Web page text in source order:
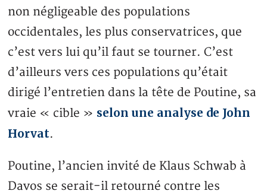
non négligeable des populations
occidentales, les plus conservatrices, que
c’est vers lui qu’il faut se tourner. C’est
d’ailleurs vers ces populations qu’était
dirigé l’entretien dans la tête de Poutine, sa
vraie « cible » selon une analyse de John
Horvat.
Poutine, l’ancien invité de Klaus Schwab à
Davos se serait-il retourné contre les